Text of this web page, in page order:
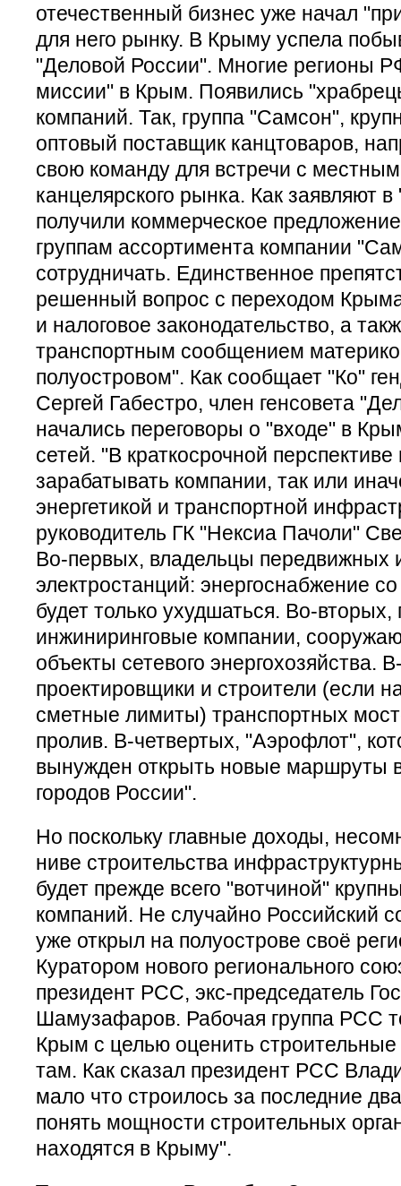
отечественный бизнес уже начал
для него рынку. В Крыму успела
"Деловой России". Многие регионы
миссии" в Крым. Появились
компаний. Так, группа "Самсон",
оптовый поставщик канцтоваров,
свою команду для встречи с
канцелярского рынка. Как заявляют
получили коммерческое
группам ассортимента компании
сотрудничать. Единственное
решенный вопрос с переходом
и налоговое законодательство, а
транспортным сообщением
полуостровом". Как сообщает "Ко"
Сергей Габестро, член генсовета
начались переговоры о "входе" в
сетей. "В краткосрочной
зарабатывать компании, так или
энергетикой и транспортной
руководитель ГК "Нексиа Пачоли"
Во-первых, владельцы передвижных
электростанций: энергоснабжение
будет только ухудшаться. Во-
инжиниринговые компании,
объекты сетевого энергохозяйства.
проектировщики и строители (если
сметные лимиты) транспортных
пролив. В-четвертых, "Аэрофлот",
вынужден открыть новые маршруты
городов России".
Но поскольку главные доходы,
ниве строительства
будет прежде всего "вотчиной"
компаний. Не случайно Российский
уже открыл на полуострове своё
Куратором нового регионального
президент РСС, экс-председатель
Шамузафаров. Рабочая группа РСС
Крым с целью оценить
там. Как сказал президент РСС
мало что строилось за последние
понять мощности строительных
находятся в Крыму".